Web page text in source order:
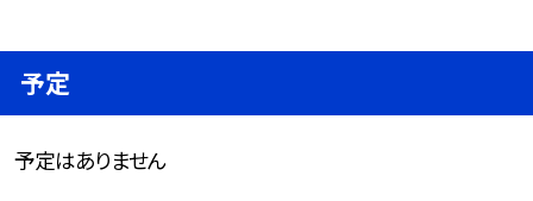
予定
予定はありません